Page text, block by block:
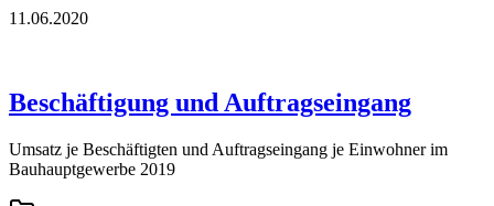
11.06.2020
Beschäftigung und Auftragseingang
Umsatz je Beschäftigten und Auftragseingang je Einwohner im
Bauhauptgewerbe 2019